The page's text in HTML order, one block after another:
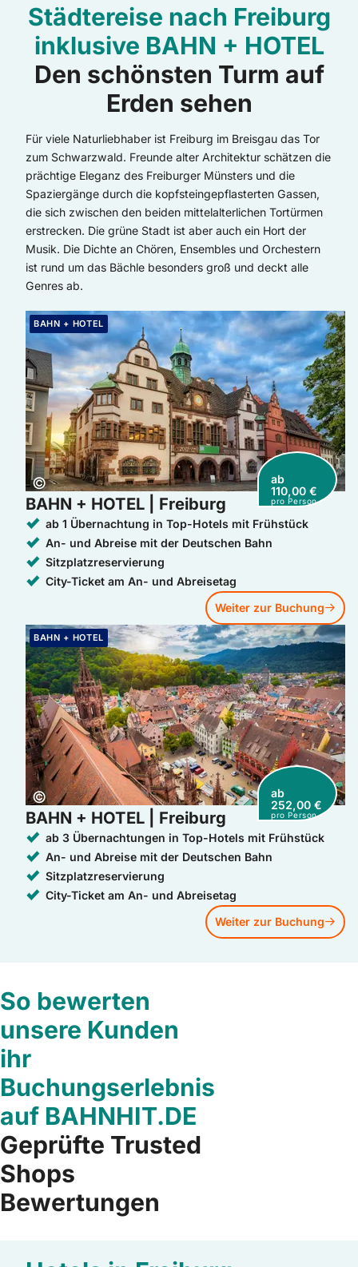
Städtereise nach Freiburg
inklusive BAHN + HOTEL
Den schönsten Turm auf
Erden sehen
Für viele Naturliebhaber ist Freiburg im Breisgau das Tor
zum Schwarzwald. Freunde alter Architektur schätzen die
prächtige Eleganz des Freiburger Münsters und die
Spaziergänge durch die kopfsteingepflasterten Gassen,
die sich zwischen den beiden mittelalterlichen Tortürmen
erstrecken. Die grüne Stadt ist aber auch ein Hort der
Musik. Die Dichte an Chören, Ensembles und Orchestern
ist rund um das Bächle besonders groß und deckt alle
Genres ab.
Copyright:
©
BAHN + HOTEL
ab
110,00 €
pro Person
BAHN + HOTEL | Freiburg
ab 1 Übernachtung in Top-Hotels mit Frühstück
An- und Abreise mit der Deutschen Bahn
Sitzplatzreservierung
City-Ticket am An- und Abreisetag
Weiter zur Buchung
Weiter zur Buchung: BAHN + HOTEL | Freiburg
Copyright:
©
BAHN + HOTEL
ab
252,00 €
pro Person
BAHN + HOTEL | Freiburg
ab 3 Übernachtungen in Top-Hotels mit Frühstück
An- und Abreise mit der Deutschen Bahn
Sitzplatzreservierung
City-Ticket am An- und Abreisetag
Weiter zur Buchung
Weiter zur Buchung: BAHN + HOTEL | Freiburg
So bewerten
unsere Kunden
ihr
Buchungserlebnis
auf BAHNHIT.DE
Geprüfte Trusted
Shops
Bewertungen